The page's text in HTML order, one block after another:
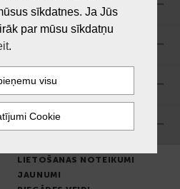
"LAIKS"
LIETOŠANAS NOTEIKUMI
JAUNUMI
sīkdatnes. Ja Jūs
par mūsu sīkdatņu
.